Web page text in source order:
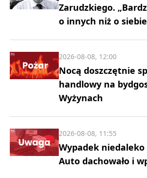
Zarudzkiego.
o innych niż o
Nocą doszczętnie
handlowy na
Wyżynach
2026-08-08, 12:00
Wypadek niedaleko
Auto dachowało i
2026-08-08, 11:55